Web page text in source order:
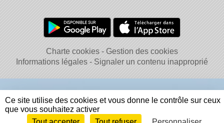
Charte cookies
Gestion des cookies
Informations légales
Signaler un contenu inapproprié
Ce site utilise des cookies et vous donne le contrôle sur ceux
que vous souhaitez activer